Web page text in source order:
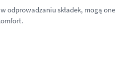
odprowadzaniu składek, mogą one